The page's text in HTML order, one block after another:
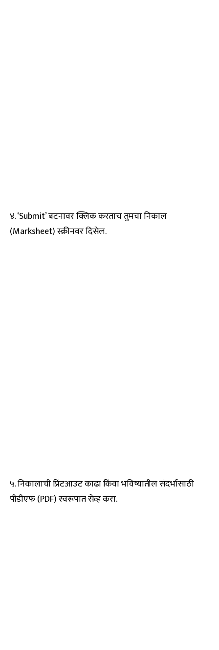
४. ‘Submit’ बटनावर क्लिक करताच तुमचा निकाल
(Marksheet) स्क्रीनवर दिसेल.
५. निकालाची प्रिंटआउट काढा किंवा भविष्यातील संदर्भासाठी
पीडीएफ (PDF) स्वरूपात सेव्ह करा.